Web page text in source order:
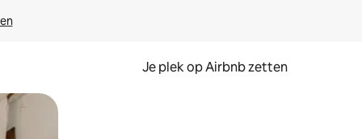
Je plek op Airbnb zetten